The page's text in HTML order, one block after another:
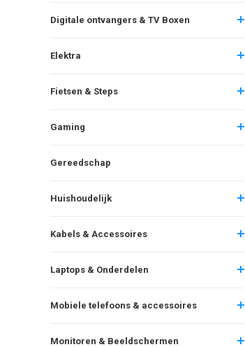
Digitale ontvangers & TV Boxen
Elektra
Fietsen & Steps
Gaming
Gereedschap
Huishoudelijk
Kabels & Accessoires
Laptops & Onderdelen
Mobiele telefoons & accessoires
Monitoren & Beeldschermen